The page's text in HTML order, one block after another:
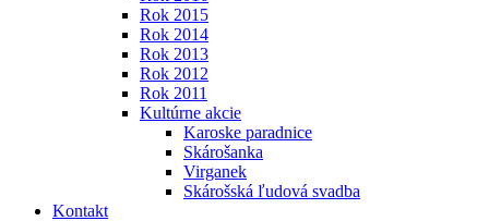
Rok 2015
Rok 2014
Rok 2013
Rok 2012
Rok 2011
Kultúrne akcie
Karoske paradnice
Skárošanka
Virganek
Skárošská ľudová svadba
Kontakt